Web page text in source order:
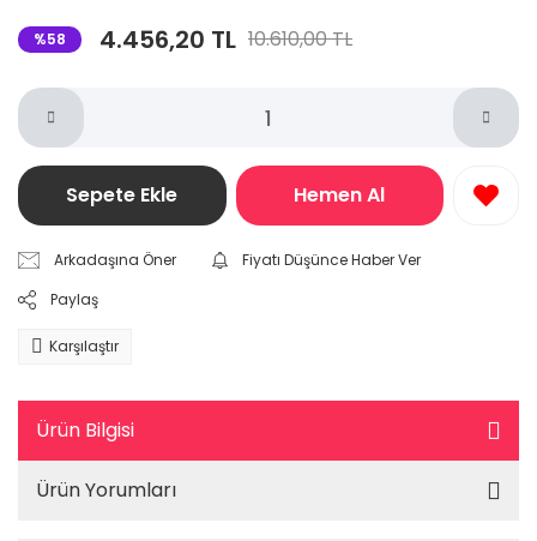
%58 4.456,20 TL 10.610,00 TL
Sepete Ekle Hemen Al
Arkadaşına Öner
Fiyatı Düşünce Haber Ver
Paylaş
Karşılaştır
Ürün Bilgisi
Ürün Yorumları